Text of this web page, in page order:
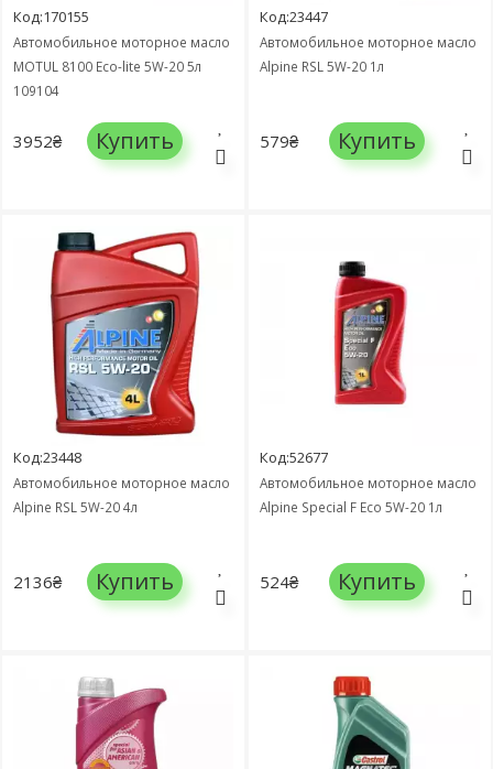
Код:170155
Автомобильное моторное масло
MOTUL 8100 Eco-lite 5W-20 5л
109104
3952₴ Купить
Код:23447
Автомобильное моторное масло
Alpine RSL 5W-20 1л
579₴ Купить
Код:23448
Автомобильное моторное масло
Alpine RSL 5W-20 4л
2136₴ Купить
Код:52677
Автомобильное моторное масло
Alpine Special F Eco 5W-20 1л
524₴ Купить